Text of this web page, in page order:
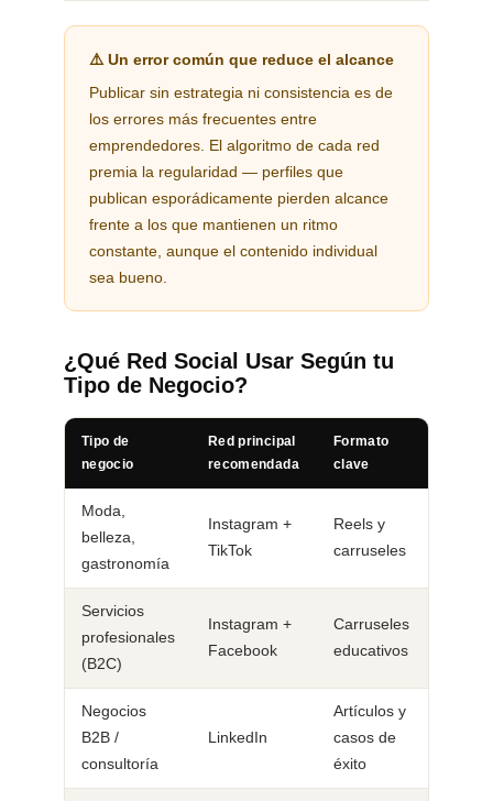
⚠️ Un error común que reduce el alcance
Publicar sin estrategia ni consistencia es de
los errores más frecuentes entre
emprendedores. El algoritmo de cada red
premia la regularidad — perfiles que
publican esporádicamente pierden alcance
frente a los que mantienen un ritmo
constante, aunque el contenido individual
sea bueno.
¿Qué Red Social Usar Según tu
Tipo de Negocio?
Tipo de
negocio
Red principal
recomendada
Formato
clave
Moda,
belleza,
gastronomía
Instagram +
TikTok
Reels y
carruseles
Servicios
profesionales
(B2C)
Instagram +
Facebook
Carruseles
educativos
Negocios
B2B /
consultoría
LinkedIn
Artículos y
casos de
éxito